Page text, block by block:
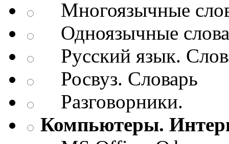
Многоязычные
Одноязычные
Русский язык.
Росвуз. Словарь
Разговорники.
Компьютеры.